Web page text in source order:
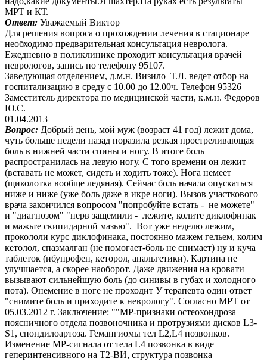
МРТ и КТ.
Ответ: Уважаемый Виктор
Для решения вопроса о прохождении лечения в стационаре
необходимо предварительная консультация невролога.
Ежедневно в поликлинике проходит консультация врачей
неврологов, запись по телефону 95107.
Заведующая отделением, д.м.н. Визило Т.Л. ведет отбор на
госпитализацию в среду с 10.00 до 12.00ч. Телефон 95326
Заместитель директора по медицинской части, к.м.н. Федоров
Ю.С.
01.04.2013
Вопрос: Добрый день, мой муж (возраст 41 год) лежит дома,
чуть больше недели назад поразила резкая простреливающая
боль в нижней части спины и ногу. В итоге боль
распространилась на левую ногу. С того времени он лежит
(вставать не может, сидеть и ходить тоже). Нога немеет
(щиколотка вообще ледяная). Сейчас боль начала опускаться
ниже и ниже (уже боль даже в икре ноги). Вызов участкового
врача закончился вопросом "попробуйте встать - не можете"
и "диагнозом" "нерв защемили - лежите, колите диклофинак
и мажьте скипидарной мазью". Вот уже неделю лежим,
прокололи курс диклофинака, постоянно мажем гельем, колим
кетолол, спазмалган (не помогает-боль не снимает) ну и куча
таблеток (ибупрофен, кеторол, анальгетики). Картина не
улучшается, а скорее наоборот. Даже движения на кровати
вызывают сильнейшую боль (до синивы в губах и холодного
пота). Онемение в ноге не проходит У терапевта один ответ
"снимите боль и приходите к неврологу". Согласно МРТ от
05.03.2012 г. Заключение: ""МР-признаки остеохондроза
поясничного отдела позвоночника и протрузиями дисков L3-
S1, спондилоартоза. Гемангиомы тел L2,L4 позвонков.
Изменение МР-сигнала от тела L4 позвонка в виде
геперинтенсивного на Т2-ВИ, структура позвонка